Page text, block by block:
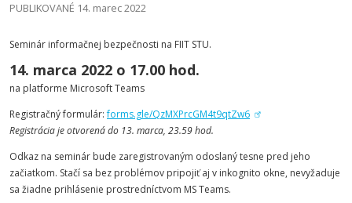
PUBLIKOVANÉ 14. marec 2022
Seminár informačnej bezpečnosti na FIIT STU.
14. marca 2022 o 17.00 hod.
na platforme Microsoft Teams
Registračný formulár:forms.gle/QzMXPrcGM4t9qtZw6
Registrácia je otvorená do 13. marca, 23.59 hod.
Odkaz na seminár bude zaregistrovaným odoslaný tesne pred jeho
začiatkom. Stačí sa bez problémov pripojiť aj v inkognito okne, nevyžaduje
sa žiadne prihlásenie prostredníctvom MS Teams.